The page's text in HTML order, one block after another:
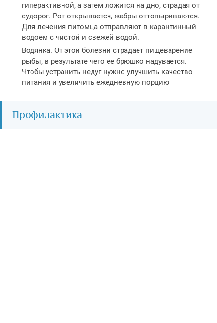
гиперактивной, а затем ложится на дно, страдая от
судорог. Рот открывается, жабры оттопыриваются.
Для лечения питомца отправляют в карантинный
водоем с чистой и свежей водой.
Водянка. От этой болезни страдает пищеварение
рыбы, в результате чего ее брюшко надувается.
Чтобы устранить недуг нужно улучшить качество
питания и увеличить ежедневную порцию.
Профилактика